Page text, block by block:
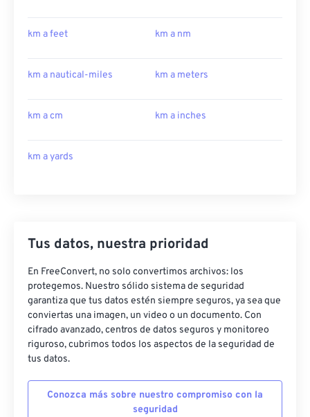
km a feet km a nm
km a nautical-miles km a meters
km a cm km a inches
km a yards
Tus datos, nuestra prioridad
En FreeConvert, no solo convertimos archivos: los
protegemos. Nuestro sólido sistema de seguridad
garantiza que tus datos estén siempre seguros, ya sea que
conviertas una imagen, un video o un documento. Con
cifrado avanzado, centros de datos seguros y monitoreo
riguroso, cubrimos todos los aspectos de la seguridad de
tus datos.
Conozca más sobre nuestro compromiso con la
seguridad